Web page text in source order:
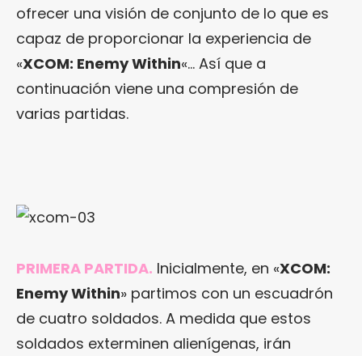
ofrecer una visión de conjunto de lo que es
capaz de proporcionar la experiencia de
«XCOM: Enemy Within«… Así que a
continuación viene una compresión de
varias partidas.
PRIMERA PARTIDA. Inicialmente, en «XCOM:
Enemy Within» partimos con un escuadrón
de cuatro soldados. A medida que estos
soldados exterminen alienígenas, irán